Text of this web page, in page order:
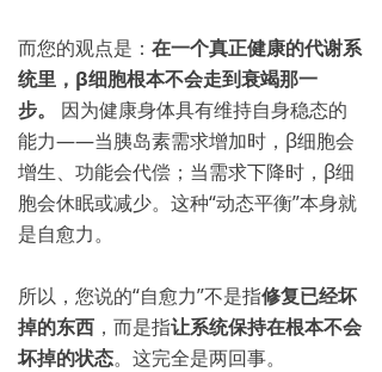
而您的观点是： 在一个真正健康的代谢系
统里，β细胞根本不会走到衰竭那一
步。
因为健康身体具有维持自身稳态的
能力——当胰岛素需求增加时，β细胞会
增生、功能会代偿；当需求下降时，β细
胞会休眠或减少。这种“动态平衡”本身就
是自愈力。
所以，您说的“自愈力”不是指修复已经坏
掉的东西 ，而是指让系统保持在根本不会
坏掉的状态。这完全是两回事。